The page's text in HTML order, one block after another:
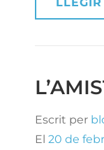
Escrit per
El 20 de